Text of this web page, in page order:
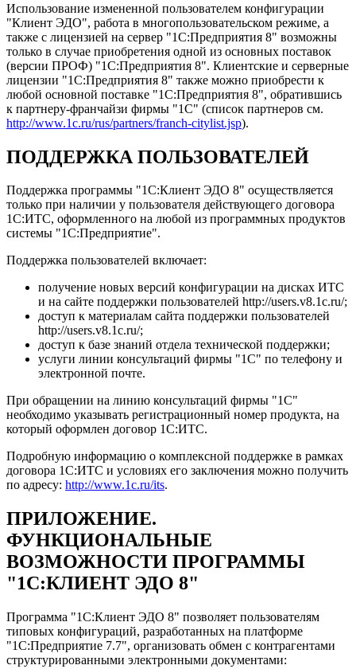
Использование измененной пользователем конфигурации
"Клиент ЭДО", работа в многопользовательском режиме, а
также с лицензией на сервер "1С:Предприятия 8" возможны
только в случае приобретения одной из основных поставок
(версии ПРОФ) "1С:Предприятия 8". Клиентские и серверные
лицензии "1С:Предприятия 8" также можно приобрести к
любой основной поставке "1С:Предприятия 8", обратившись
к партнеру-франчайзи фирмы "1С" (список партнеров см.
http://www.1c.ru/rus/partners/franch-citylist.jsp).
ПОДДЕРЖКА ПОЛЬЗОВАТЕЛЕЙ
Поддержка программы "1С:Клиент ЭДО 8" осуществляется
только при наличии у пользователя действующего договора
1С:ИТС, оформленного на любой из программных продуктов
системы "1С:Предприятие".
Поддержка пользователей включает:
получение новых версий конфигурации на дисках ИТС
и на сайте поддержки пользователей http://users.v8.1c.ru/;
доступ к материалам сайта поддержки пользователей
http://users.v8.1c.ru/;
доступ к базе знаний отдела технической поддержки;
услуги линии консультаций фирмы "1С" по телефону и
электронной почте.
При обращении на линию консультаций фирмы "1С"
необходимо указывать регистрационный номер продукта, на
который оформлен договор 1С:ИТС.
Подробную информацию о комплексной поддержке в рамках
договора 1С:ИТС и условиях его заключения можно получить
по адресу: http://www.1c.ru/its.
ПРИЛОЖЕНИЕ.
ФУНКЦИОНАЛЬНЫЕ
ВОЗМОЖНОСТИ ПРОГРАММЫ
"1С:КЛИЕНТ ЭДО 8"
Программа "1С:Клиент ЭДО 8" позволяет пользователям
типовых конфигураций, разработанных на платформе
"1С:Предприятие 7.7", организовать обмен с контрагентами
структурированными электронными документами: